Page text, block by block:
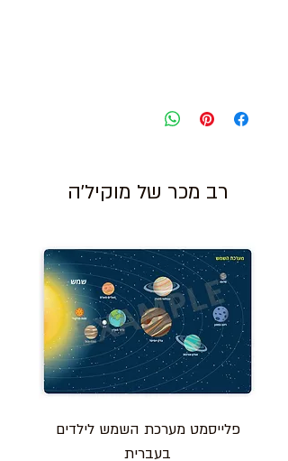
רב מכר של מוקיל'ה
פלייסמט מערכת השמש לילדים
בעברית